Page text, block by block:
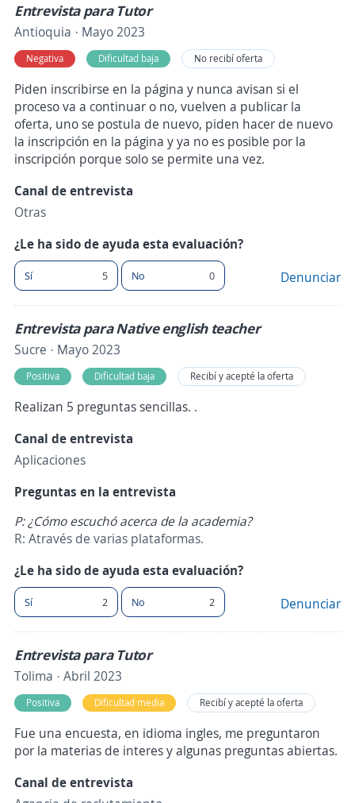
Entrevista para Tutor
Antioquia · Mayo 2023
Negativa Dificultad baja No recibí oferta
Piden inscribirse en la página y nunca avisan si el
proceso va a continuar o no, vuelven a publicar la
oferta, uno se postula de nuevo, piden hacer de nuevo
la inscripción en la página y ya no es posible por la
inscripción porque solo se permite una vez.
Canal de entrevista
Otras
¿Le ha sido de ayuda esta evaluación?
Sí 5 No 0 Denunciar
Entrevista para Native english teacher
Sucre · Mayo 2023
Positiva Dificultad baja Recibí y acepté la oferta
Realizan 5 preguntas sencillas. .
Canal de entrevista
Aplicaciones
Preguntas en la entrevista
P: ¿Cómo escuchó acerca de la academia?
R: Através de varias plataformas.
¿Le ha sido de ayuda esta evaluación?
Sí 2 No 2 Denunciar
Entrevista para Tutor
Tolima · Abril 2023
Positiva Dificultad media Recibí y acepté la oferta
Fue una encuesta, en idioma ingles, me preguntaron
por la materias de interes y algunas preguntas abiertas.
Canal de entrevista